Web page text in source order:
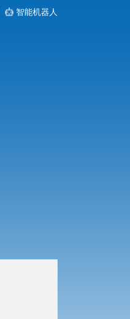
智能机器人